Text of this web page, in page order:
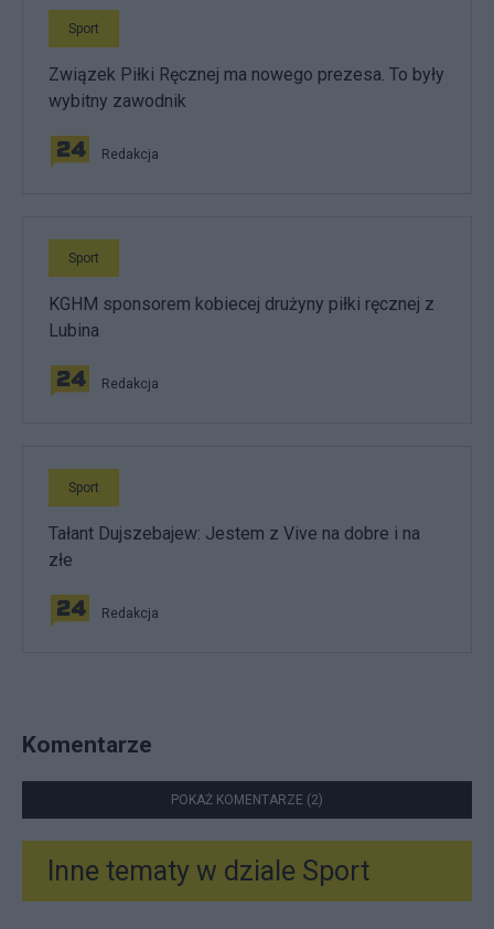
Sport
Związek Piłki Ręcznej ma nowego prezesa. To były
wybitny zawodnik
Redakcja
Sport
KGHM sponsorem kobiecej drużyny piłki ręcznej z
Lubina
Redakcja
Sport
Tałant Dujszebajew: Jestem z Vive na dobre i na
złe
Redakcja
Komentarze
POKAŻ KOMENTARZE (2)
Inne tematy w dziale Sport